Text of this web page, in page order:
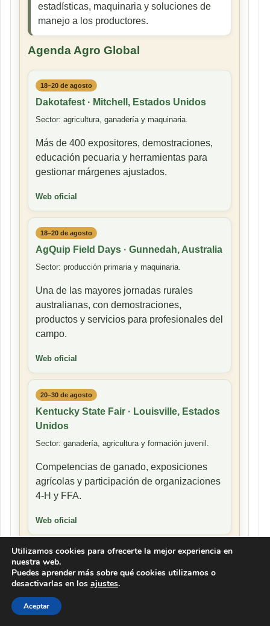
estadísticas, maquinaria y soluciones de
manejo a los productores.
Agenda Agro Global
18–20 de agosto
Dakotafest · Mitchell, Estados Unidos
Sector: agricultura, ganadería y maquinaria.
Más de 400 expositores, demostraciones,
educación pecuaria y herramientas para
gestionar márgenes ajustados.
Web oficial
18–20 de agosto
AgQuip Field Days · Gunnedah, Australia
Sector: producción primaria y maquinaria.
Una de las mayores jornadas rurales
australianas, con demostraciones,
productos y servicios para profesionales del
campo.
Web oficial
20–30 de agosto
Kentucky State Fair · Louisville, Estados
Unidos
Sector: ganadería, agricultura y formación juvenil.
Competencias de ganado, exposiciones
agrícolas y participación de organizaciones
4-H y FFA.
Web oficial
1–3 de septiembre
Farm Progress Show · Boone, Estados
Unidos
Sector: cultivos extensivos, equipos y servicios.
Utilizamos cookies para ofrecerte la mejor experiencia en
nuestra web.
Puedes aprender más sobre qué cookies utilizamos o
desactivarlas en los ajustes.
Aceptar